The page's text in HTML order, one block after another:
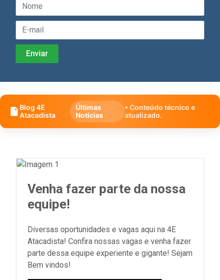
Blog 4E
Atacadista
Últimas
Notícias
• Conteúdo técnico e
atualizado.
Venha fazer parte da nossa
equipe!
Diversas oportunidades e vagas aqui na 4E
Atacadista! Confira nossas vagas e venha fazer
parte dessa equipe experiente e gigante! Sejam
Bem vindos!